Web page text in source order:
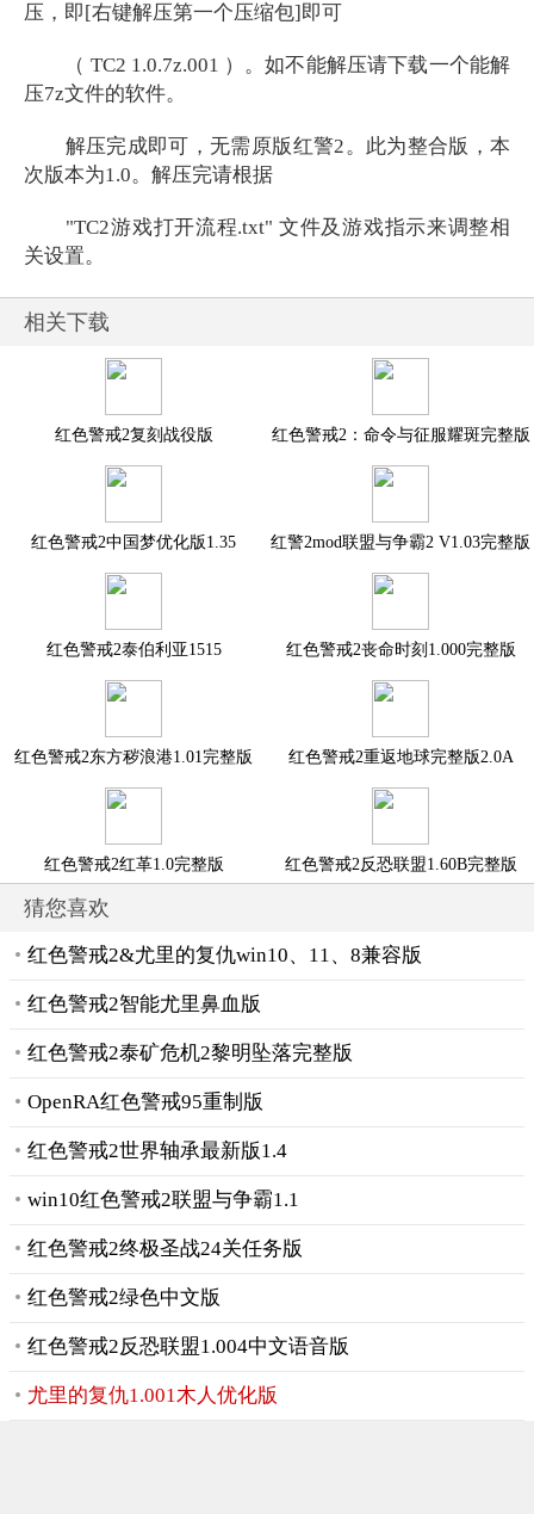
压，即[右键解压第一个压缩包]即可
（ TC2 1.0.7z.001 ）。如不能解压请下载一个能解
压7z文件的软件。
解压完成即可，无需原版红警2。此为整合版，本
次版本为1.0。解压完请根据
"TC2游戏打开流程.txt" 文件及游戏指示来调整相
关设置。
相关下载
红色警戒2复刻战役版
红色警戒2：命令与征服耀斑完整版
（1.0.29Bet
红色警戒2中国梦优化版1.35 红警2mod联盟与争霸2 V1.03完整版
红色警戒2泰伯利亚1515 红色警戒2丧命时刻1.000完整版
红色警戒2东方秽浪港1.01完整版 红色警戒2重返地球完整版2.0A
红色警戒2红革1.0完整版 红色警戒2反恐联盟1.60B完整版
猜您喜欢
红色警戒2&尤里的复仇win10、11、8兼容版
红色警戒2智能尤里鼻血版
红色警戒2泰矿危机2黎明坠落完整版
OpenRA红色警戒95重制版
红色警戒2世界轴承最新版1.4
win10红色警戒2联盟与争霸1.1
红色警戒2终极圣战24关任务版
红色警戒2绿色中文版
红色警戒2反恐联盟1.004中文语音版
尤里的复仇1.001木人优化版